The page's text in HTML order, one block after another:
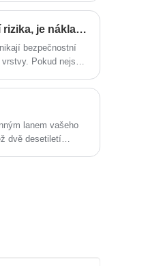
Když staré olejové vrtací hadice představují bezpečnostní rizika, je nákladově efektivnější je vyměnit za nové nebo je renovovat?
bezpečnostní
Pokud nejsou
za nové nebo je
lanem vašeho
dvě desetiletí